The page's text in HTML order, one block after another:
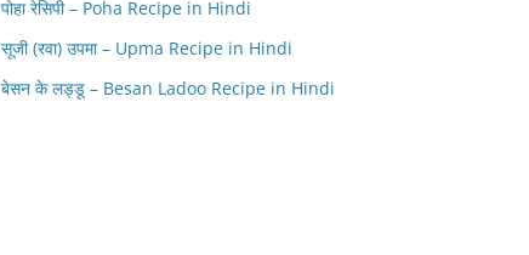
पोहा रेसिपी – Poha Recipe in Hindi
सूजी (रवा) उपमा – Upma Recipe in Hindi
बेसन के लड्डू – Besan Ladoo Recipe in Hindi